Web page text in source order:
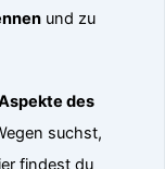
und zu
des
suchst,
findest du